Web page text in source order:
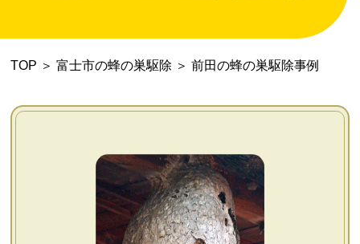
会社概要
お問い合わせ
TOP ＞ 富士市の蜂の巣駆除 ＞ 前田の蜂の巣駆除事例